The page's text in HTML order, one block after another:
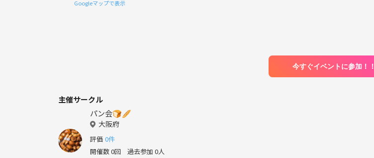
Googleマップで表示
今すぐイベントに参加！！
主催サークル
パン会🍞🥖
大阪府
評価 0件
開催数 0回 過去参加 0人